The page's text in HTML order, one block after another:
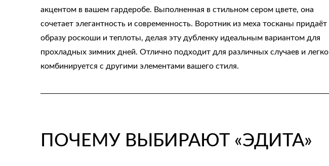
акцентом в вашем гардеробе. Выполненная в стильном сером цвете, она
сочетает элегантность и современность. Воротник из меха тосканы придаёт
образу роскоши и теплоты, делая эту дубленку идеальным вариантом для
прохладных зимних дней. Отлично подходит для различных случаев и легко
комбинируется с другими элементами вашего стиля.
ПОЧЕМУ ВЫБИРАЮТ «ЭДИТА»